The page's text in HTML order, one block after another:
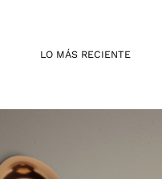
LO MÁS RECIENTE